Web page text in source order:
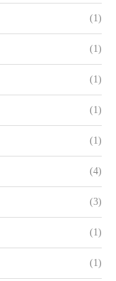
(1)
(1)
(1)
(1)
(1)
(4)
(3)
(1)
(1)